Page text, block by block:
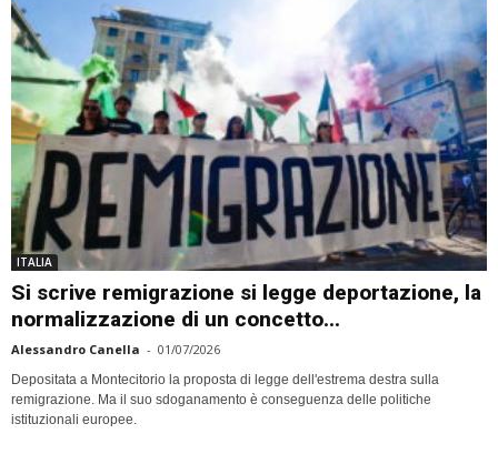
ITALIA
Si scrive remigrazione si legge deportazione, la
normalizzazione di un concetto...
Alessandro Canella - 01/07/2026
Depositata a Montecitorio la proposta di legge dell'estrema destra sulla
remigrazione. Ma il suo sdoganamento è conseguenza delle politiche
istituzionali europee.